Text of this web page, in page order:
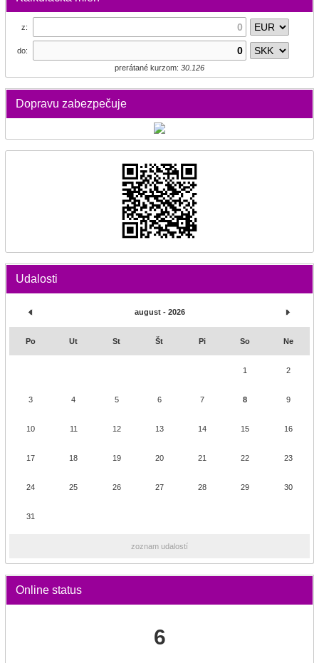
z:
do:
prerátané kurzom: 30.126
Dopravu zabezpečuje
Udalosti
august - 2026
Po Ut St Št Pi So Ne
1 2
3 4 5 6 7 8 9
10 11 12 13 14 15 16
17 18 19 20 21 22 23
24 25 26 27 28 29 30
31
zoznam udalostí
Online status
6